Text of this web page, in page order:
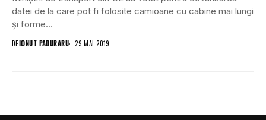
datei de la care pot fi folosite camioane cu cabine mai lungi
și forme...
DEIONUT PADURARU 29 MAI 2019